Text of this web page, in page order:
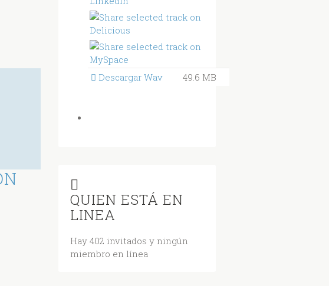
Descargar Wav 49.6 MB
QUIEN ESTÁ EN
LINEA
Hay 402 invitados y ningún
miembro en línea